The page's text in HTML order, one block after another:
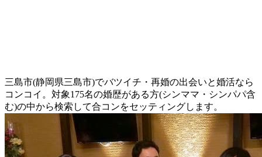
三島市(静岡県三島市)でバツイチ・再婚の出会いと婚活なら
コンコイ。対象175名の婚歴がある方(シンママ・シンパパ含
む)の中から検索して合コンをセッティングします。